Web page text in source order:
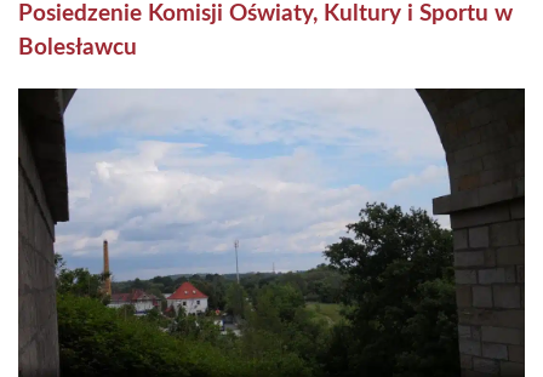
Posiedzenie Komisji Oświaty, Kultury i Sportu w
Bolesławcu